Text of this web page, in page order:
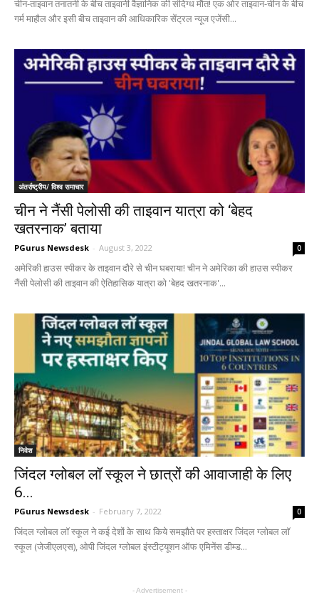
चीन-ताइवान तनातनी के बीच ताइवानी वैज्ञानिक की संदिग्ध मौत! एक ओर ताइवान-चीन के बीच
गर्म माहौल और इसी बीच ताइवान की आधिकारिक सेंट्रल न्यूज एजेंसी...
अंतर्राष्ट्रीय/ विश्व समाचार
चीन ने नैंसी पेलोसी की ताइवान यात्रा को ‘बेहद
खतरनाक’ बताया
PGurus Newsdesk - August 3, 2022 0
अमेरिकी हाउस स्पीकर के ताइवान दौरे से चीन घबराया! चीन ने अमेरिका की हाउस स्पीकर
नैंसी पेलोसी की ताइवान की ऐतिहासिक यात्रा को 'बेहद खतरनाक'...
निवेश
जिंदल ग्लोबल लॉ स्कूल ने छात्रों की आवाजाही के लिए
6...
PGurus Newsdesk - February 7, 2022 0
जिंदल ग्लोबल लॉ स्कूल ने कई देशों के साथ किये समझौते पर हस्ताक्षर जिंदल ग्लोबल लॉ
स्कूल (जेजीएलएस), ओपी जिंदल ग्लोबल इंस्टीट्यूशन ऑफ एमिनेंस डीम्ड...
- Advertisement -